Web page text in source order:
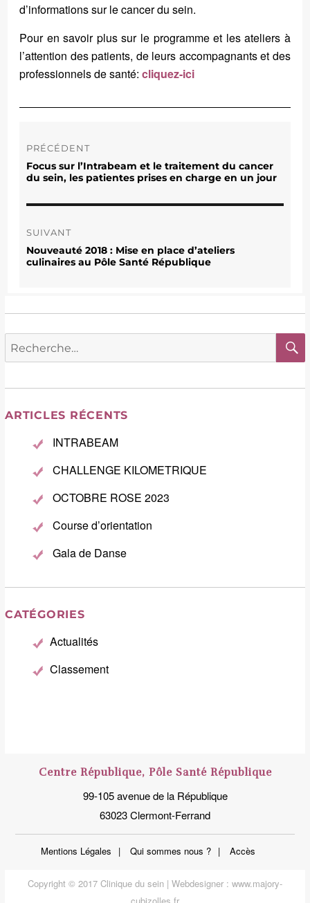
d’informations sur le cancer du sein.
Pour en savoir plus sur le programme et les ateliers à
l’attention des patients, de leurs accompagnants et des
professionnels de santé:cliquez-ici
de
l’article
PRÉCÉDENT
Publication
précédente :
Focus sur l’Intrabeam et le traitement du cancer
du sein, les patientes prises en charge en un jour
SUIVANT
Publication
suivante :
Nouveauté 2018 : Mise en place d’ateliers
culinaires au Pôle Santé République
Recherche
pour :
ARTICLES RÉCENTS
INTRABEAM
CHALLENGE KILOMETRIQUE
OCTOBRE ROSE 2023
Course d’orientation
Gala de Danse
CATÉGORIES
Actualités
Classement
Centre République, Pôle Santé République
99-105 avenue de la République
63023 Clermont-Ferrand
Mentions Légales Qui sommes nous ? Accès
Copyright © 2017 Clinique du sein | Webdesigner : www.majory-